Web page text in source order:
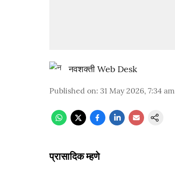
नवशक्ती Web Desk
Published on: 31 May 2026, 7:34 am
प्रासादिक म्हणे